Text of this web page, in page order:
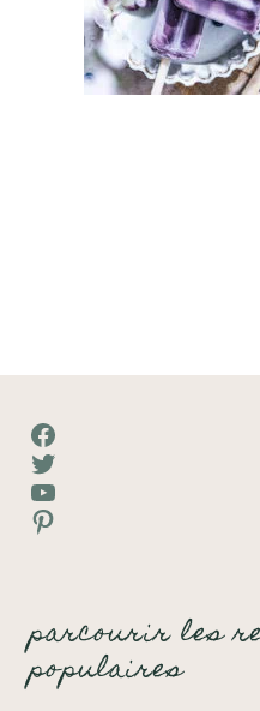
Facebook
Twitter
YouTube
Pinterest
parcourir les
populaires